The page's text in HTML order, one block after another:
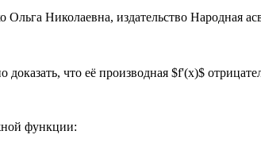
что её производная $f'(x)$
функции: